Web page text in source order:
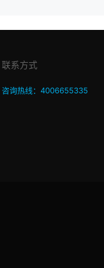
联系方式
咨询热线：4006655335